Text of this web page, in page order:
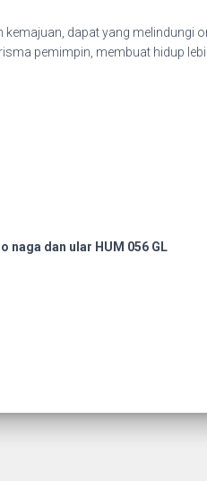
dapat yang melindungi
pemimpin, membuat hidup
naga dan ular HUM 056 GL